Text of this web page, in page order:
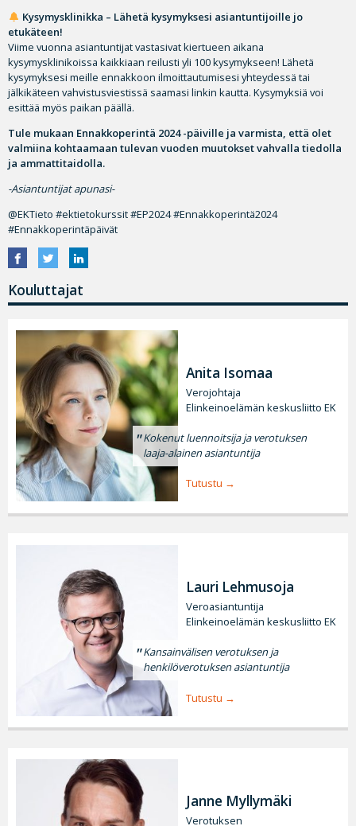
Kysymysklinikka – Lähetä kysymyksesi asiantuntijoille jo
etukäteen!
Viime vuonna asiantuntijat vastasivat kiertueen aikana
kysymysklinikoissa kaikkiaan reilusti yli 100 kysymykseen! Lähetä
kysymyksesi meille ennakkoon ilmoittautumisesi yhteydessä tai
jälkikäteen vahvistusviestissä saamasi linkin kautta. Kysymyksiä voi
esittää myös paikan päällä.
Tule mukaan Ennakkoperintä 2024 -päiville ja varmista, että olet
valmiina kohtaamaan tulevan vuoden muutokset vahvalla tiedolla
ja ammattitaidolla.
-Asiantuntijat apunasi-
@EKTieto #ektietokurssit #EP2024 #Ennakkoperintä2024
#Ennakkoperintäpäivät
Kouluttajat
Anita Isomaa
Verojohtaja
Elinkeinoelämän keskusliitto EK
Kokenut luennoitsija ja verotuksen
laaja-alainen asiantuntija
Tutustu
Lauri Lehmusoja
Veroasiantuntija
Elinkeinoelämän keskusliitto EK
Kansainvälisen verotuksen ja
henkilöverotuksen asiantuntija
Tutustu
Janne Myllymäki
Verotuksen